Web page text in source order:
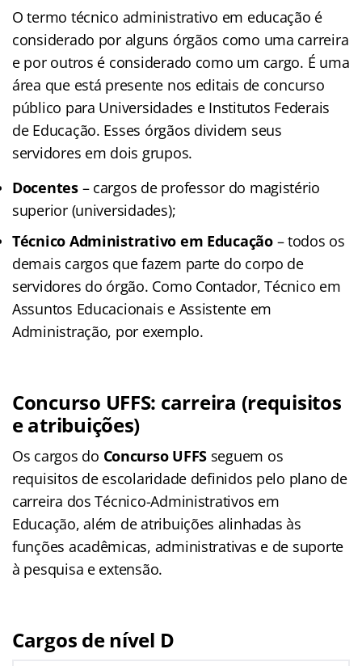
O termo técnico administrativo em educação é
considerado por alguns órgãos como uma carreira
e por outros é considerado como um cargo. É uma
área que está presente nos editais de concurso
público para Universidades e Institutos Federais
de Educação. Esses órgãos dividem seus
servidores em dois grupos.
Docentes– cargos de professor do magistério
superior (universidades);
Técnico Administrativo em Educação– todos os
demais cargos que fazem parte do corpo de
servidores do órgão. Como Contador, Técnico em
Assuntos Educacionais e Assistente em
Administração, por exemplo.
Concurso UFFS: carreira (requisitos
e atribuições)
Os cargos do Concurso UFFS seguem os
requisitos de escolaridade definidos pelo plano de
carreira dos Técnico-Administrativos em
Educação, além de atribuições alinhadas às
funções acadêmicas, administrativas e de suporte
à pesquisa e extensão.
Cargos de nível D